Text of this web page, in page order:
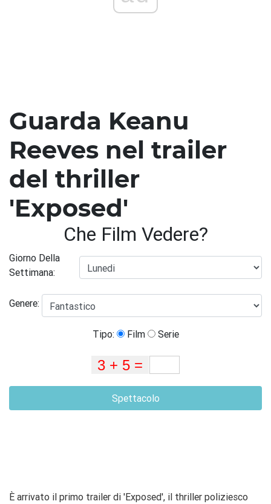
Guarda Keanu
Reeves nel trailer
del thriller
'Exposed'
Che Film Vedere?
Giorno Della
Settimana:
Genere:
Tipo: Film Serie
Spettacolo
È arrivato il primo trailer di 'Exposed', il thriller poliziesco